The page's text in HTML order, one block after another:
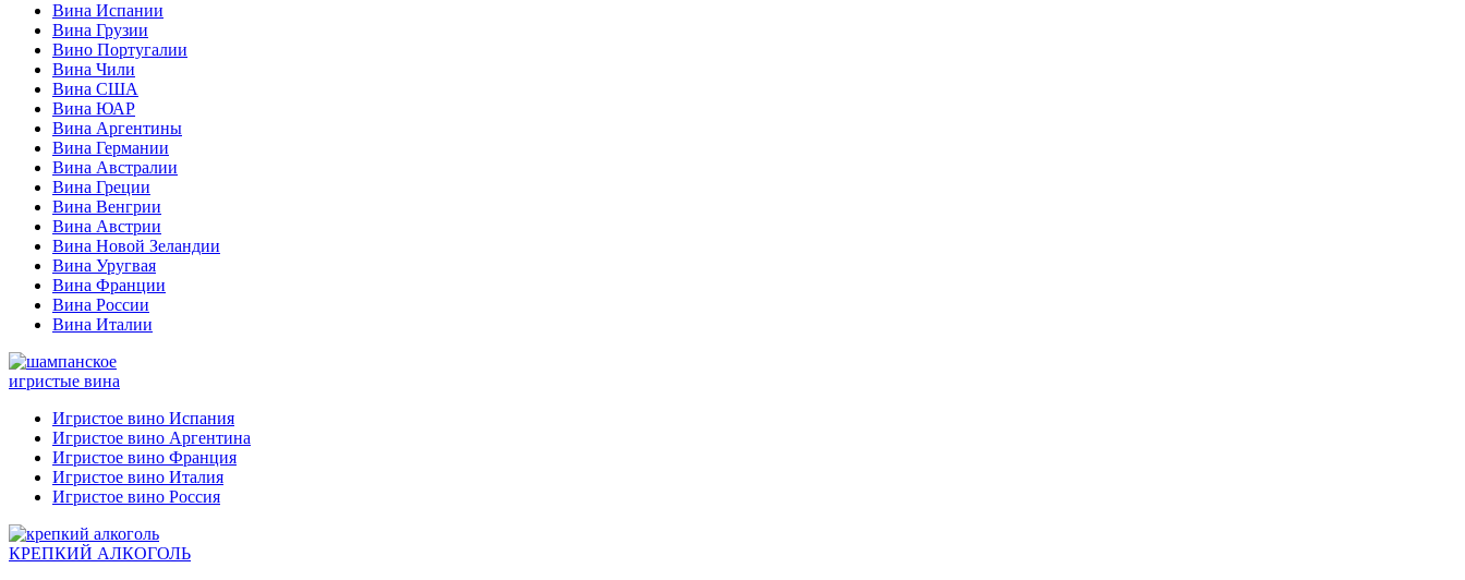
Вина Испании
Вина Грузии
Вино Португалии
Вина Чили
Вина США
Вина ЮАР
Вина Аргентины
Вина Германии
Вина Австралии
Вина Греции
Вина Венгрии
Вина Австрии
Вина Новой Зеландии
Вина Уругвая
Вина Франции
Вина России
Вина Италии
игристые вина
Игристое вино Испания
Игристое вино Аргентина
Игристое вино Франция
Игристое вино Италия
Игристое вино Россия
КРЕПКИЙ АЛКОГОЛЬ